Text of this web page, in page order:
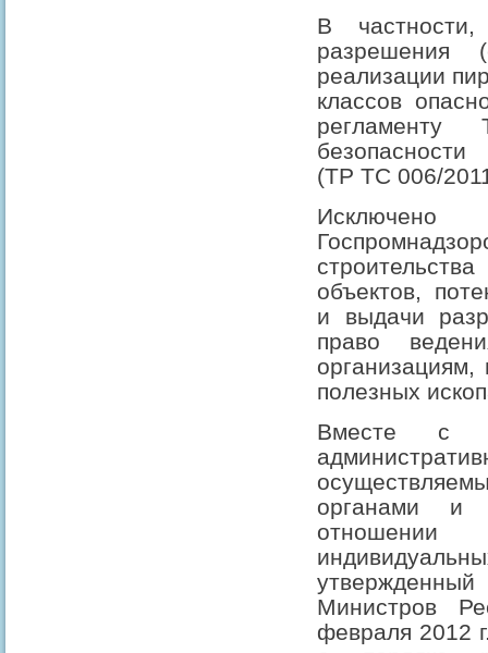
В
разрешения
реализации
классов
безопасности
(ТР ТС 006/
объектов,
и выдачи
право
полезных
Вместе с
органами и
Министров
февраля 2012